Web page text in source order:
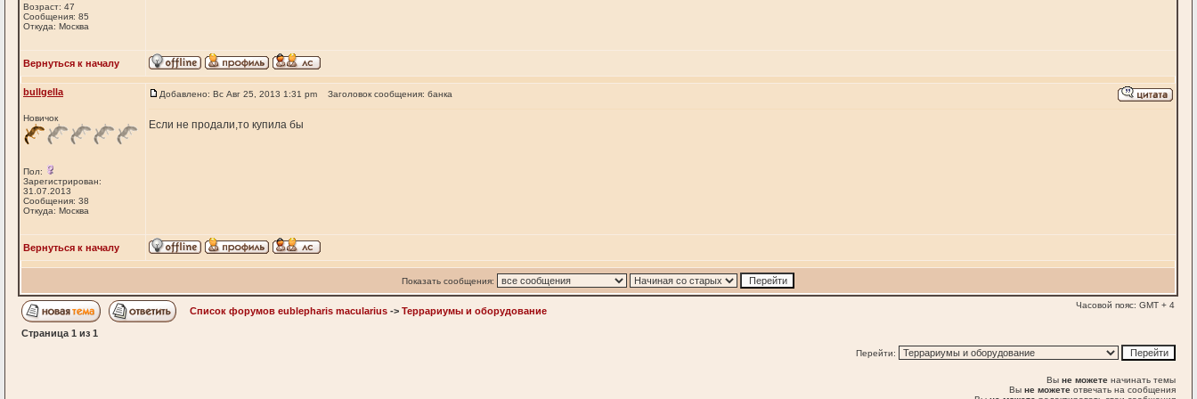
Возраст: 47
Сообщения: 85
Откуда: Москва
Вернуться к началу
bullgella
Новичок
Пол:
Зарегистрирован:
31.07.2013
Сообщения: 38
Откуда: Москва
Добавлено: Вс Авг 25, 2013 1:31 pm Заголовок сообщения: банка
Если не продали,то купила бы
Вернуться к началу
Показать сообщения:
Список форумов eublepharis macularius -> Террариумы и оборудование
Часовой пояс: GMT + 4
Страница 1 из 1
Перейти:
Вы не можете начинать темы
Вы не можете отвечать на сообщения